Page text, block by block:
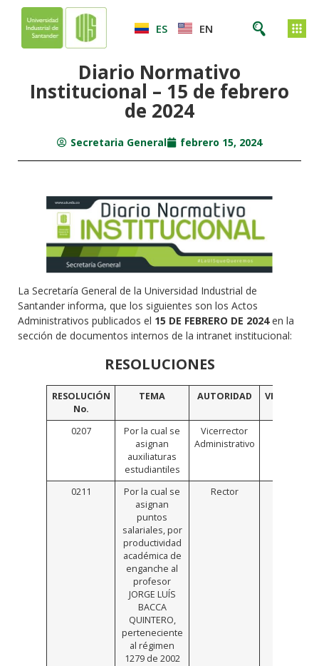
ES EN
Diario Normativo
Institucional – 15 de febrero
de 2024
Secretaria General febrero 15, 2024
La Secretaría General de la Universidad Industrial de
Santander informa, que los siguientes son los Actos
Administrativos publicados el 15 DE FEBRERO DE 2024en la
sección de documentos internos de la intranet institucional:
RESOLUCIONES
RESOLUCIÓN
No.
TEMA AUTORIDAD VINCULO
0207
Por la cual se
asignan
auxiliaturas
estudiantiles
Vicerrector
Administrativo
0211
Por la cual se
asignan
puntos
salariales, por
productividad
académica de
enganche al
profesor
JORGE LUÍS
BACCA
QUINTERO,
perteneciente
al régimen
1279 de 2002
Rector